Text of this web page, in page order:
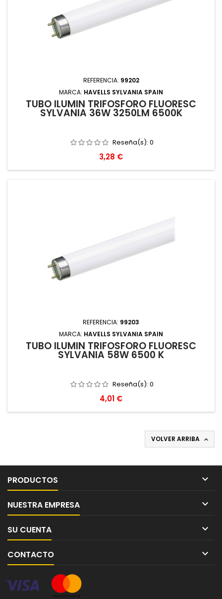
REFERENCIA: 99202
MARCA: HAVELLS SYLVANIA SPAIN
TUBO ILUMIN TRIFOSFORO FLUORESC
SYLVANIA 36W 3250LM 6500K
Reseña(s): 0
Precio
3,28 €
REFERENCIA: 99203
MARCA: HAVELLS SYLVANIA SPAIN
TUBO ILUMIN TRIFOSFORO FLUORESC
SYLVANIA 58W 6500 K
Reseña(s): 0
Precio
4,01 €
VOLVER ARRIBA 
PRODUCTOS 
NUESTRA EMPRESA 
SU CUENTA 
CONTACTO 